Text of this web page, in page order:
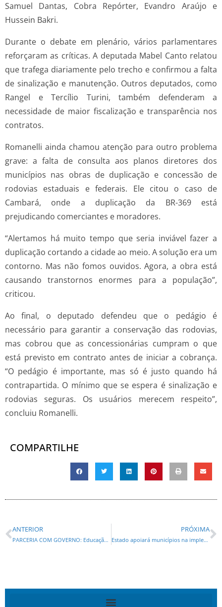
Samuel Dantas, Cobra Repórter, Evandro Araújo e
Hussein Bakri.
Durante o debate em plenário, vários parlamentares
reforçaram as críticas. A deputada Mabel Canto relatou
que trafega diariamente pelo trecho e confirmou a falta
de sinalização e manutenção. Outros deputados, como
Rangel e Tercílio Turini, também defenderam a
necessidade de maior fiscalização e transparência nos
contratos.
Romanelli ainda chamou atenção para outro problema
grave: a falta de consulta aos planos diretores dos
municípios nas obras de duplicação e concessão de
rodovias estaduais e federais. Ele citou o caso de
Cambará, onde a duplicação da BR-369 está
prejudicando comerciantes e moradores.
“Alertamos há muito tempo que seria inviável fazer a
duplicação cortando a cidade ao meio. A solução era um
contorno. Mas não fomos ouvidos. Agora, a obra está
causando transtornos enormes para a população”,
criticou.
Ao final, o deputado defendeu que o pedágio é
necessário para garantir a conservação das rodovias,
mas cobrou que as concessionárias cumpram o que
está previsto em contrato antes de iniciar a cobrança.
“O pedágio é importante, mas só é justo quando há
contrapartida. O mínimo que se espera é sinalização e
rodovias seguras. Os usuários merecem respeito”,
concluiu Romanelli.
COMPARTILHE
ANTERIOR
PARCERIA COM GOVERNO: Educação de Curitiba será contemplada em amplo pacote estadual de investimentos
PRÓXIMA
Estado apoiará municípios na implementação de inglês e robótica no Ensino Fundamental